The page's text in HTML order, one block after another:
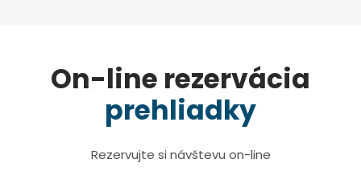
On-line rezervácia
prehliadky
Rezervujte si návštevu on-line